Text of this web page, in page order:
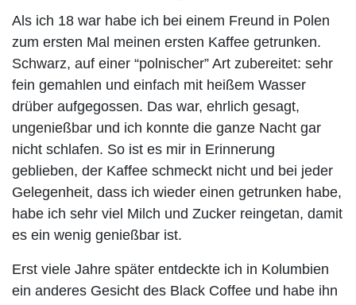
Als ich 18 war habe ich bei einem Freund in Polen
zum ersten Mal meinen ersten Kaffee getrunken.
Schwarz, auf einer “polnischer” Art zubereitet: sehr
fein gemahlen und einfach mit heißem Wasser
drüber aufgegossen. Das war, ehrlich gesagt,
ungenießbar und ich konnte die ganze Nacht gar
nicht schlafen. So ist es mir in Erinnerung
geblieben, der Kaffee schmeckt nicht und bei jeder
Gelegenheit, dass ich wieder einen getrunken habe,
habe ich sehr viel Milch und Zucker reingetan, damit
es ein wenig genießbar ist.
Erst viele Jahre später entdeckte ich in Kolumbien
ein anderes Gesicht des Black Coffee und habe ihn